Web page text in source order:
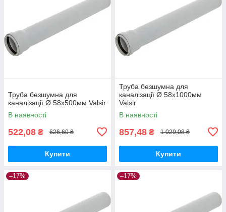
Труба безшумна для
каналізації Ø 58х500мм Valsir
В наявності
522,08 ₴ 626,60 ₴
Купити
Труба безшумна для
каналізації Ø 58х1000мм
Valsir
В наявності
857,48 ₴ 1 029,08 ₴
Купити
–17% –17%